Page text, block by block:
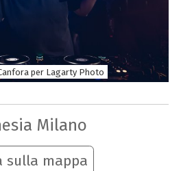
per Lagarty Photo
Milano
sulla mappa